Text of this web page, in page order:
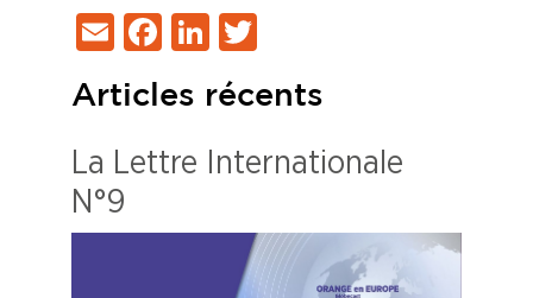
EmailFacebook
LinkedIn
Articles récents
La Lettre Internationale
N°9